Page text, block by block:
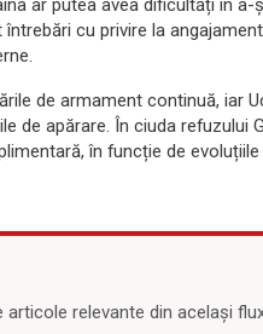
ar putea avea dificultăți în a-
cu privire la
de armament continuă, iar
de apărare. În ciuda refuzului
în funcție de evoluțiile
relevante din același